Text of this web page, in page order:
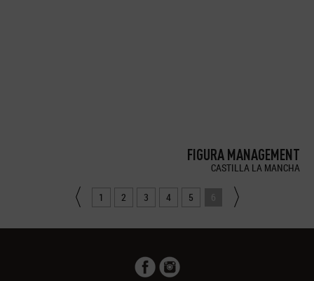
FIGURA MANAGEMENT
CASTILLA LA MANCHA
1 2 3 4 5 6